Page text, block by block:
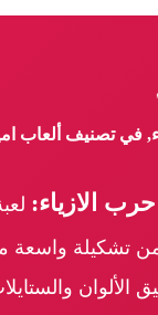
في تصنيف ألعاب
الازياء:
من تشكيلة